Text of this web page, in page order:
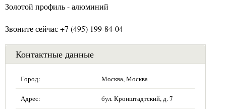
Золотой профиль - алюминий
Звоните сейчас +7 (495) 199-84-04
Контактные данные
Город: Москва, Москва
Адрес: бул. Кронштадтский, д. 7